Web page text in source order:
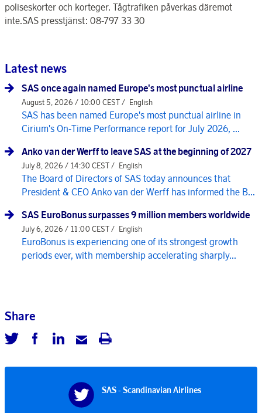
poliseskorter och korteger. Tågtrafiken påverkas däremot
inte.SAS presstjänst: 08-797 33 30
Latest news
SAS once again named Europe's most punctual airline
August 5, 2026 / 10:00 CEST / English
SAS has been named Europe's most punctual airline in
Cirium's On-Time Performance report for July 2026, ...
Anko van der Werff to leave SAS at the beginning of 2027
July 8, 2026 / 14:30 CEST / English
The Board of Directors of SAS today announces that
President & CEO Anko van der Werff has informed the B...
SAS EuroBonus surpasses 9 million members worldwide
July 6, 2026 / 11:00 CEST / English
EuroBonus is experiencing one of its strongest growth
periods ever, with membership accelerating sharply...
Share
SAS - Scandinavian Airlines